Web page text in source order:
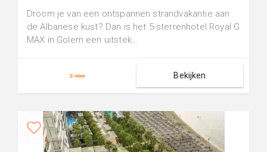
Droom je van een ontspannen strandvakantie aan
de Albanese kust? Dan is het 5-sterrenhotel Royal G
MAX in Golem een uitstek...
Bekijken